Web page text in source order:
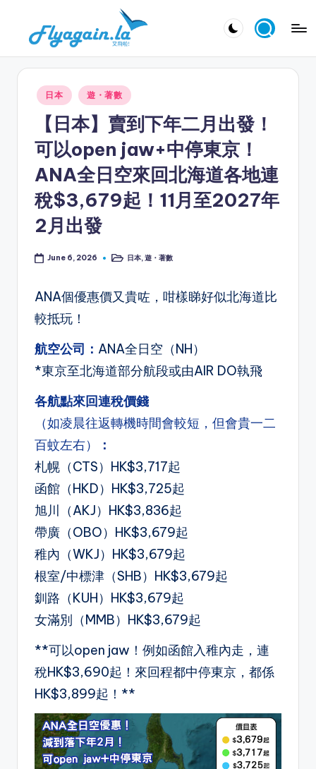
飛
Posted
in
日本 遊・著數
【日本】賣到下年二月出發！
可以open jaw+中停東京！
ANA全日空來回北海道各地連
稅$3,679起！11月至2027年
2月出發
June 6, 2026
Posted
日本 ,遊・著數
ANA個優惠價又貴咗，咁樣睇好似北海道比
較抵玩！
航空公司： ANA全日空（NH）
*東京至北海道部分航段或由AIR DO執飛
各航點來回連稅價錢
（如凌晨往返轉機時間會較短，但會貴一二
百蚊左右）
：
札幌（CTS）HK$3,717起
函館（HKD）HK$3,725起
旭川（AKJ）HK$3,836起
帶廣（OBO）HK$3,679起
稚內（WKJ）HK$3,679起
根室/中標津（SHB）HK$3,679起
釧路（KUH）HK$3,679起
女滿別（MMB）HK$3,679起
**可以open jaw！例如函館入稚內走，連
稅HK$3,690起！來回程都中停東京，都係
HK$3,899起！**